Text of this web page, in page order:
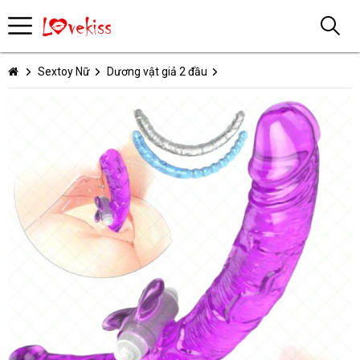
Sextoy Nữ Dương vật giả 2 đầu